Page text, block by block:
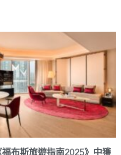
布斯旅遊指南2025》中獲